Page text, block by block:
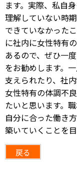
ます。実際、私自
理解していない時
できていなかった
に社内に女性特有
あるので、ぜひ一
をお勧めします。
支えられたり、社
女性特有の体調不
たいと思います。
自分に合った働き
築いていくことを目
戻る